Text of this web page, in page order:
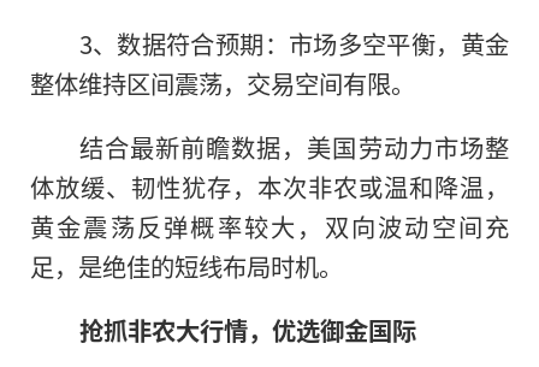
3、数据符合预期：市场多空平衡，黄金
整体维持区间震荡，交易空间有限。
结合最新前瞻数据，美国劳动力市场整
体放缓、韧性犹存，本次非农或温和降温，
黄金震荡反弹概率较大，双向波动空间充
足，是绝佳的短线布局时机。
抢抓非农大行情，优选御金国际